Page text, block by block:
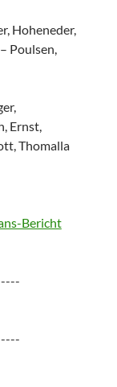
Hoheneder,
Poulsen,
Ernst,
Thomalla
Bericht